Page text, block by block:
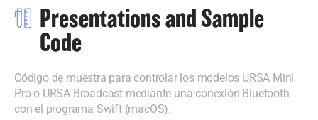
Presentations and Sample
Code
Código de muestra para controlar los modelos URSA Mini
Pro o URSA Broadcast mediante una conexión Bluetooth
con el programa Swift (macOS).